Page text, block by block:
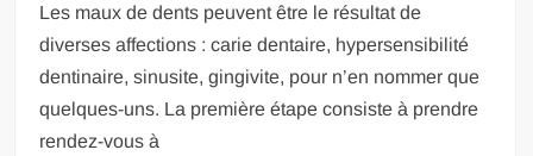
Les maux de dents peuvent être le résultat de
diverses affections : carie dentaire, hypersensibilité
dentinaire, sinusite, gingivite, pour n’en nommer que
quelques-uns. La première étape consiste à prendre
rendez-vous à